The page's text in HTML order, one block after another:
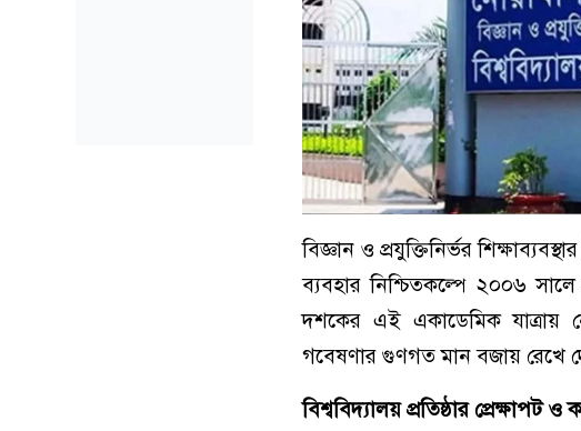
বিজ্ঞান ও প্রযুক্তিনির্ভর
ব্যবহার নিশ্চিতকল্পে ২০০৬ সালে
দশকের এই একাডেমিক যাত্রায়
গবেষণার গুণগত মান বজায় রেখে
বিশ্ববিদ্যালয় প্রতিষ্ঠার প্রেক্ষাপট ও